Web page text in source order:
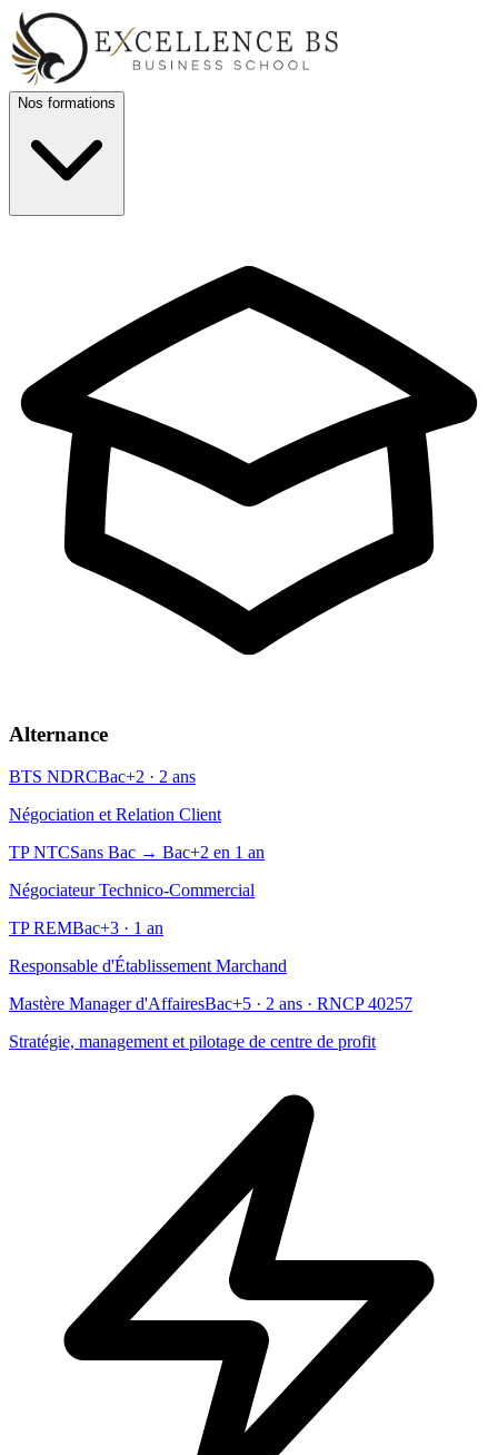
Nos formations
Alternance
BTS NDRCBac+2 · 2 ans
Négociation et Relation Client
TP NTCSans Bac → Bac+2 en 1 an
Négociateur Technico-Commercial
TP REMBac+3 · 1 an
Responsable d'Établissement Marchand
Mastère Manager d'AffairesBac+5 · 2 ans · RNCP 40257
Stratégie, management et pilotage de centre de profit